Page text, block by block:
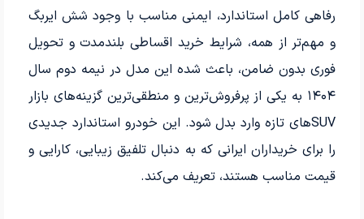
رفاهی کامل استاندارد، ایمنی مناسب با وجود شش ایربگ
و مهم‌تر از همه، شرایط خرید اقساطی بلندمدت و تحویل
فوری بدون ضامن، باعث شده این مدل در نیمه دوم سال
۱۴۰۴ به یکی از پرفروش‌ترین و منطقی‌ترین گزینه‌های بازار
SUV‌های تازه وارد بدل شود. این خودرو استاندارد جدیدی
را برای خریداران ایرانی که به دنبال تلفیق زیبایی، کارایی و
قیمت مناسب هستند، تعریف می‌کند.